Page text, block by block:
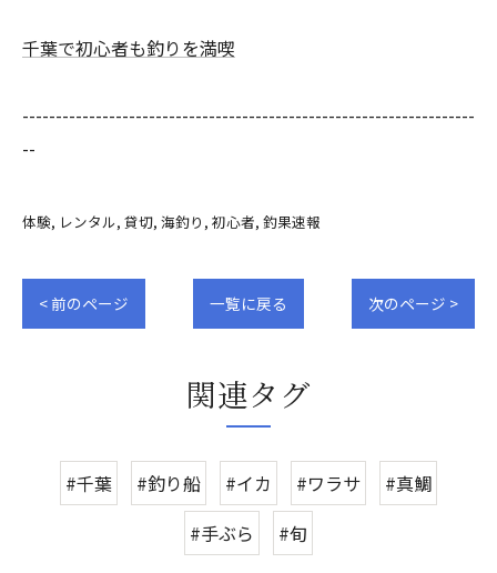
千葉で初心者も釣りを満喫
--------------------------------------------------------------------
--
体験 レンタル 貸切 海釣り 初心者 釣果速報
< 前のページ 一覧に戻る 次のページ >
関連タグ
#千葉 #釣り船 #イカ #ワラサ
#真鯛
#手ぶら
#旬